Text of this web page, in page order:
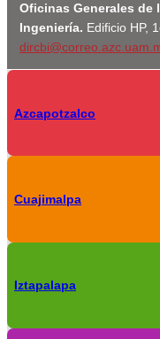
Oficinas Generales de
Ingeniería. Edificio HP,
Azcapotzalco
Cuajimalpa
Iztapalapa